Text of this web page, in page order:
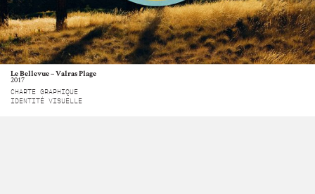
Le Bellevue – Valras Plage
2017
CHARTE GRAPHIQUE
IDENTITÉ VISUELLE